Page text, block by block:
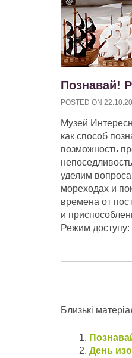
Познавай!
POSTED ON
Музей
как способ
возможность
уделим
мореходах и
времена от
и
Режим доступу:
Близькі
День